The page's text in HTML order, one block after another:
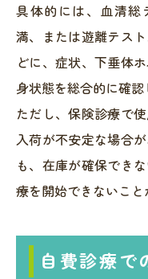
具体的には、血清総
満、または遊離テス
どに、症状、下垂体
身状態を総合的に確認
ただし、保険診療で
入荷が不安定な場合
も、在庫が確保でき
療を開始できないこと
自費診療で